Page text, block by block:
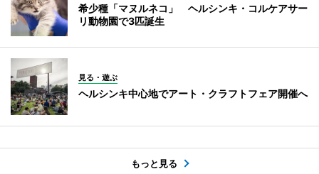
希少種「マヌルネコ」 ヘルシンキ・コルケアサー
リ動物園で3匹誕生
見る・遊ぶ
ヘルシンキ中心地でアート・クラフトフェア開催へ
もっと見る